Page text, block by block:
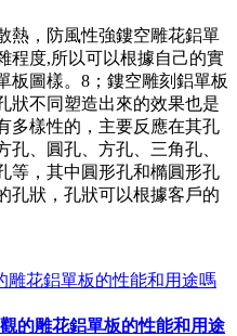
熱，防風性強鏤空雕花鋁單
程度,所以可以根據自己的實
板圖樣。8；鏤空雕刻鋁單板
狀不同塑造出來的效果也是
多樣性的，主要反應在其孔
、圓孔、方孔、三角孔、
等，其中圓形孔和橢圓形孔
孔狀，孔狀可以根據客戶的
的雕花鋁單板的性能和用途